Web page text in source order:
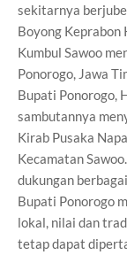
sekitarnya
Boyong Keprabon
Kumbul Sawoo
Ponorogo, Jawa
Bupati Ponorogo,
sambutannya
Kirab Pusaka
Kecamatan
dukungan
Bupati Ponorogo
lokal, nilai dan
tetap dapat